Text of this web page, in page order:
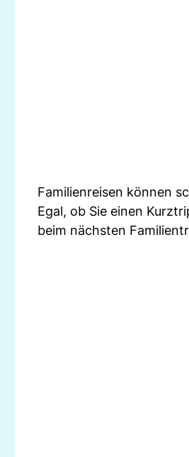
Familienreisen können
Egal, ob Sie einen
beim nächsten